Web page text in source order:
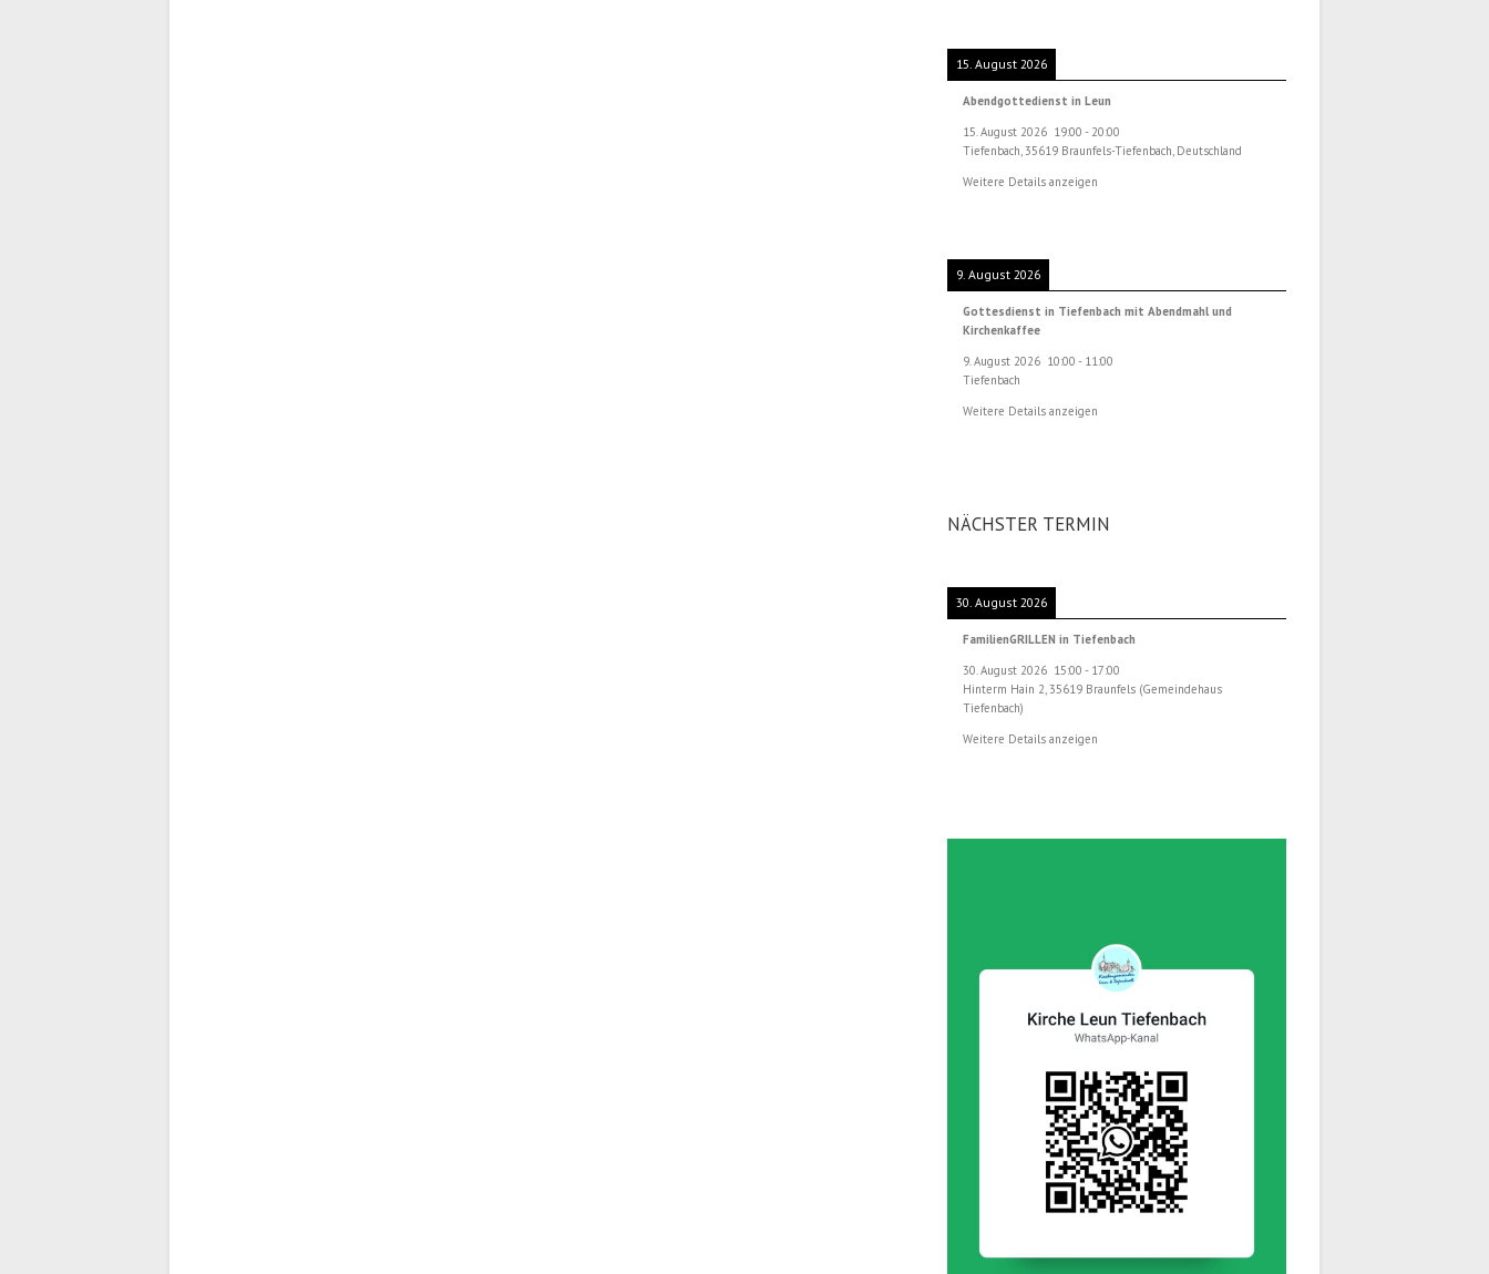
15. August 2026
Abendgottedienst in Leun
15. August 2026 19:00 - 20:00
Tiefenbach, 35619 Braunfels-Tiefenbach, Deutschland
Weitere Details anzeigen
9. August 2026
Gottesdienst in Tiefenbach mit Abendmahl und
Kirchenkaffee
9. August 2026 10:00 - 11:00
Tiefenbach
Weitere Details anzeigen
NÄCHSTER TERMIN
30. August 2026
FamilienGRILLEN in Tiefenbach
30. August 2026 15:00 - 17:00
Hinterm Hain 2, 35619 Braunfels (Gemeindehaus
Tiefenbach)
Weitere Details anzeigen